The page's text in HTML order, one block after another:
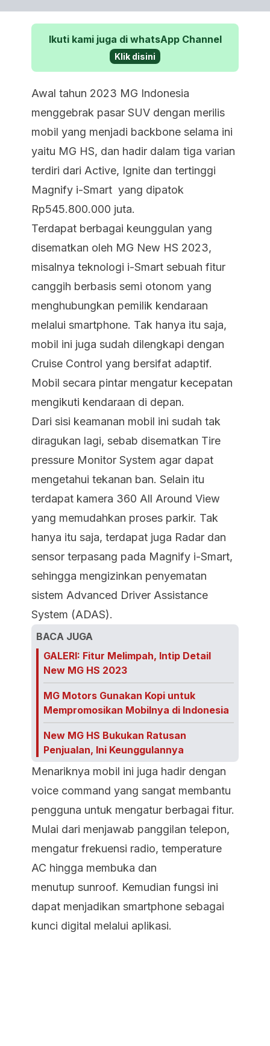
Ikuti kami juga di whatsApp Channel
Klik disini
Awal tahun 2023 MG Indonesia
menggebrak pasar SUV dengan merilis
mobil yang menjadi backbone selama ini
yaitu MG HS, dan hadir dalam tiga varian
terdiri dari Active, Ignite dan tertinggi
Magnify i-Smart yang dipatok
Rp545.800.000 juta.
Terdapat berbagai keunggulan yang
disematkan oleh MG New HS 2023,
misalnya teknologi i-Smart sebuah fitur
canggih berbasis semi otonom yang
menghubungkan pemilik kendaraan
melalui smartphone. Tak hanya itu saja,
mobil ini juga sudah dilengkapi dengan
Cruise Control yang bersifat adaptif.
Mobil secara pintar mengatur kecepatan
mengikuti kendaraan di depan.
Dari sisi keamanan mobil ini sudah tak
diragukan lagi, sebab disematkan Tire
pressure Monitor System agar dapat
mengetahui tekanan ban. Selain itu
terdapat kamera 360 All Around View
yang memudahkan proses parkir. Tak
hanya itu saja, terdapat juga Radar dan
sensor terpasang pada Magnify i-Smart,
sehingga mengizinkan penyematan
sistem Advanced Driver Assistance
System (ADAS).
BACA JUGA
GALERI: Fitur Melimpah, Intip Detail
New MG HS 2023
MG Motors Gunakan Kopi untuk
Mempromosikan Mobilnya di Indonesia
New MG HS Bukukan Ratusan
Penjualan, Ini Keunggulannya
Menariknya mobil ini juga hadir dengan
voice command yang sangat membantu
pengguna untuk mengatur berbagai fitur.
Mulai dari menjawab panggilan telepon,
mengatur frekuensi radio, temperature
AC hingga membuka dan
menutup sunroof. Kemudian fungsi ini
dapat menjadikan smartphone sebagai
kunci digital melalui aplikasi.